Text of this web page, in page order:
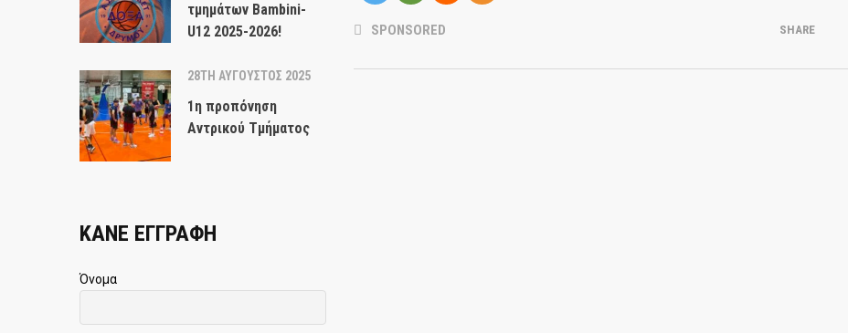
SPONSORED SHARE
τμημάτων Bambini-
U12 2025-2026!
28TH ΑΎΓΟΥΣΤΟΣ 2025
1η προπόνηση
Αντρικού Τμήματος
ΚΑΝΕ ΕΓΓΡΑΦΗ
Όνομα